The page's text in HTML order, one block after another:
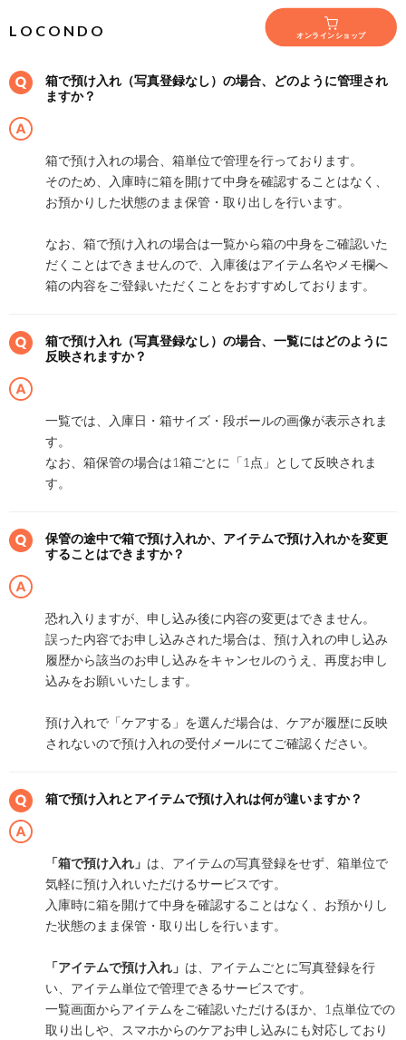
L O C O N D O オンラインショップ
箱で預け入れ（写真登録なし）の場合、どのように管理され
ますか？
箱で預け入れの場合、箱単位で管理を行っております。
そのため、入庫時に箱を開けて中身を確認することはなく、
お預かりした状態のまま保管・取り出しを行います。
なお、箱で預け入れの場合は一覧から箱の中身をご確認いた
だくことはできませんので、入庫後はアイテム名やメモ欄へ
箱の内容をご登録いただくことをおすすめしております。
箱で預け入れ（写真登録なし）の場合、一覧にはどのように
反映されますか？
一覧では、入庫日・箱サイズ・段ボールの画像が表示されま
す。
なお、箱保管の場合は1箱ごとに「1点」として反映されま
す。
保管の途中で箱で預け入れか、アイテムで預け入れかを変更
することはできますか？
恐れ入りますが、申し込み後に内容の変更はできません。
誤った内容でお申し込みされた場合は、預け入れの申し込み
履歴から該当のお申し込みをキャンセルのうえ、再度お申し
込みをお願いいたします。
預け入れで「ケアする」を選んだ場合は、ケアが履歴に反映
されないので預け入れの受付メールにてご確認ください。
箱で預け入れとアイテムで預け入れは何が違いますか？
「箱で預け入れ」 は、アイテムの写真登録をせず、箱単位で
気軽に預け入れいただけるサービスです。
入庫時に箱を開けて中身を確認することはなく、お預かりし
た状態のまま保管・取り出しを行います。
「アイテムで預け入れ」 は、アイテムごとに写真登録を行
い、アイテム単位で管理できるサービスです。
一覧画面からアイテムをご確認いただけるほか、1点単位での
取り出しや、スマホからのケアお申し込みにも対応しており